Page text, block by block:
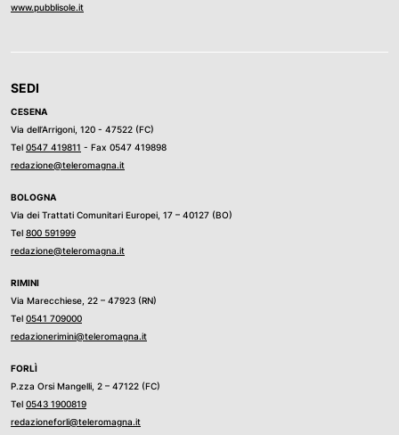
www.pubblisole.it
SEDI
CESENA
Via dell’Arrigoni, 120 - 47522 (FC)
Tel 0547 419811 - Fax 0547 419898
redazione@teleromagna.it
BOLOGNA
Via dei Trattati Comunitari Europei, 17 – 40127 (BO)
Tel 800 591999
redazione@teleromagna.it
RIMINI
Via Marecchiese, 22 – 47923 (RN)
Tel 0541 709000
redazionerimini@teleromagna.it
FORLÌ
P.zza Orsi Mangelli, 2 – 47122 (FC)
Tel 0543 1900819
redazioneforli@teleromagna.it